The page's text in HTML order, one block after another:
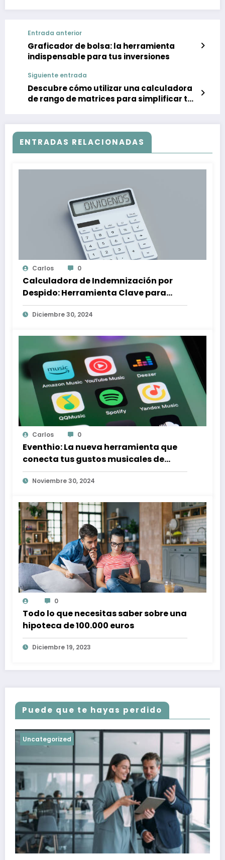
Entrada anterior
Graficador de bolsa: la herramienta
indispensable para tus inversiones
Siguiente entrada
Descubre cómo utilizar una calculadora
de rango de matrices para simplificar tus
ENTRADAS RELACIONADAS
Carlos 0
Calculadora de Indemnización por
Despido: Herramienta Clave para
Proteger tus Derechos Laborales
Diciembre 30, 2024
Carlos 0
Eventhio: La nueva herramienta que
conecta tus gustos musicales de
Spotify con conciertos en tu zona
Noviembre 30, 2024
0
Todo lo que necesitas saber sobre una
hipoteca de 100.000 euros
Diciembre 19, 2023
Puede que te hayas perdido
Uncategorized